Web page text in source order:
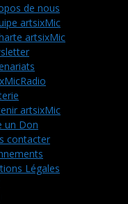
de nous
artsixMic
artsixMic
artsixMic
un Don
contacter
Légales